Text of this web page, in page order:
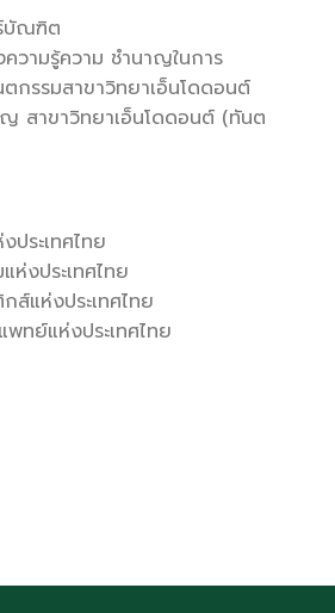
บัณฑิต
วามรู้ความ ชำนาญในการ
กรรมสาขาวิทยาเอ็นโดดอนต์
สาขาวิทยาเอ็นโดดอนต์ (ทันต
ระเทศไทย
งประเทศไทย
ส์แห่งประเทศไทย
ทย์แห่งประเทศไทย